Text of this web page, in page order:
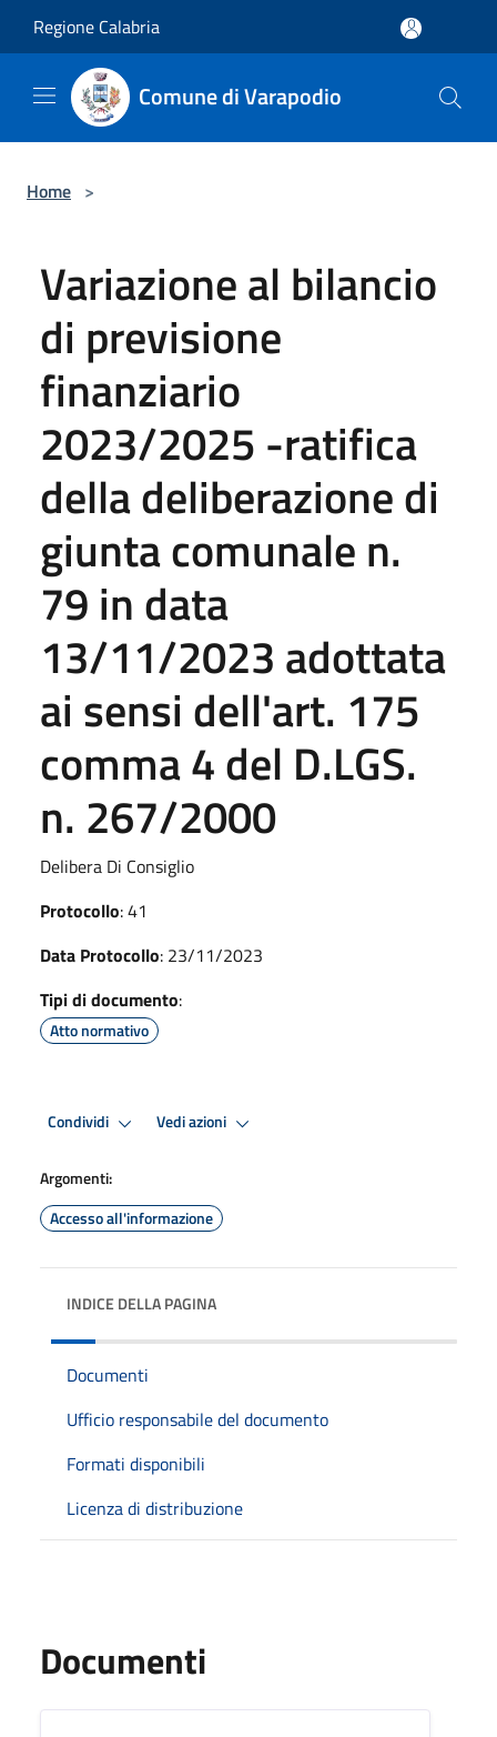
Regione Calabria
Comune di Varapodio
Home >
Variazione al bilancio
di previsione
finanziario
2023/2025 -ratifica
della deliberazione di
giunta comunale n.
79 in data
13/11/2023 adottata
ai sensi dell'art. 175
comma 4 del D.LGS.
n. 267/2000
Delibera Di Consiglio
Protocollo: 41
Data Protocollo: 23/11/2023
Tipi di documento:
Atto normativo
Condividi Vedi azioni
Argomenti:
Accesso all'informazione
INDICE DELLA PAGINA
Documenti
Ufficio responsabile del documento
Formati disponibili
Licenza di distribuzione
Documenti